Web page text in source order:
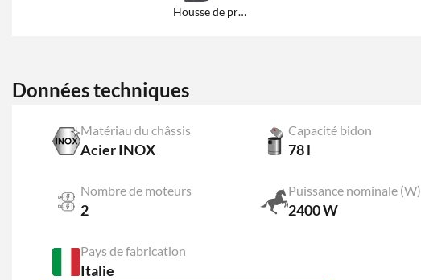
Housse de protection et de rangement
Données techniques
Matériau du châssis
Acier INOX
Capacité bidon
78 l
Nombre de moteurs
2
Puissance nominale (W)
2400 W
Pays de fabrication
Italie